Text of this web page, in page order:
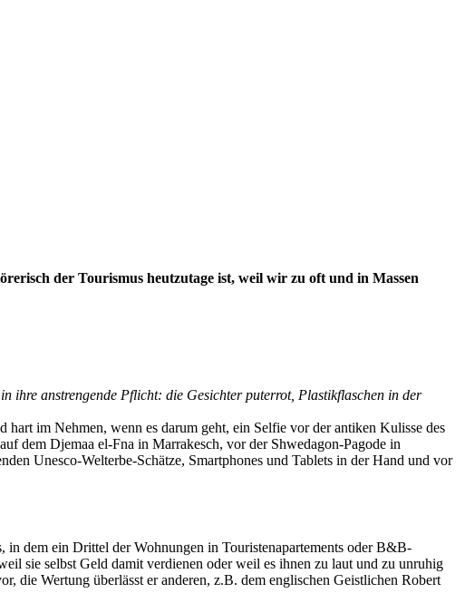
der Tourismus heutzutage ist, weil wir zu oft und in Massen
ihre anstrengende Pflicht: die Gesichter puterrot, Plastikflaschen in der
im Nehmen, wenn es darum geht, ein Selfie vor der antiken Kulisse des
dem Djemaa el-Fna in Marrakesch, vor der Shwedagon-Pagode in
Unesco-Welterbe-Schätze, Smartphones und Tablets in der Hand und vor
dem ein Drittel der Wohnungen in Touristenapartements oder B&B-
sie selbst Geld damit verdienen oder weil es ihnen zu laut und zu unruhig
die Wertung überlässt er anderen, z.B. dem englischen Geistlichen Robert